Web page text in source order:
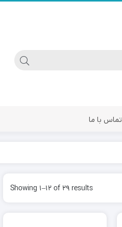
موس
تماس با ما
Showing 1–12 of 29 results